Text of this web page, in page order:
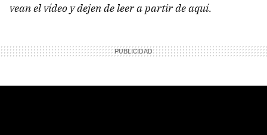
vean el vídeo y dejen de leer a partir de aquí.